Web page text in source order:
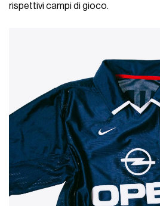
rispettivi campi di gioco.